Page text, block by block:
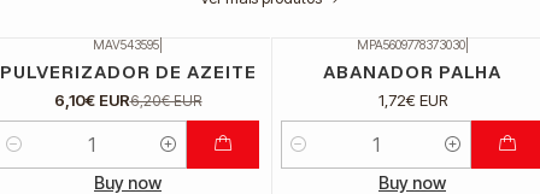
MAV543595
PULVERIZADOR DE AZEITE
6,10€ EUR6,20€ EUR
Buy now
MPA5609778373030|
ABANADOR PALHA
1,72€ EUR
Quantidade
Buy now